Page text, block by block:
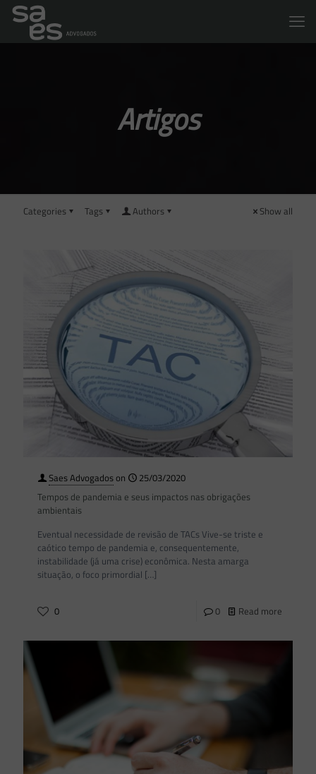
Artigos
Categories Tags Authors Show all
Saes Advogadoson
25/03/2020
Tempos de pandemia e seus impactos nas obrigações
ambientais
Eventual necessidade de revisão de TACs Vive-se triste e
caótico tempo de pandemia e, consequentemente,
instabilidade (já uma crise) econômica. Nesta amarga
situação, o foco primordial […]
0 0 Read more